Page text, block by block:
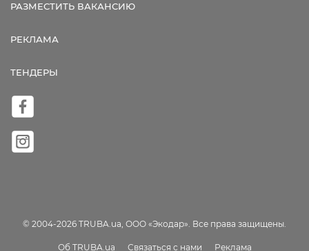
РАЗМЕСТИТЬ ВАКАНСИЮ
РЕКЛАМА
ТЕНДЕРЫ
© 2004-2026 TRUBA.ua, ООО «Экодар». Все права защищены.
Об TRUBA.ua Связаться с нами Реклама